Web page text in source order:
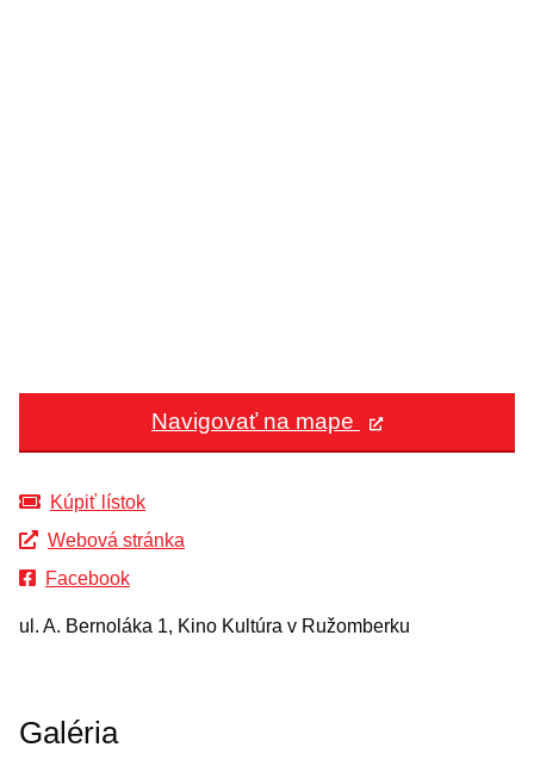
Navigovať na mape
Kúpiť lístok
Webová stránka
Facebook
ul. A. Bernoláka 1, Kino Kultúra v Ružomberku
Galéria